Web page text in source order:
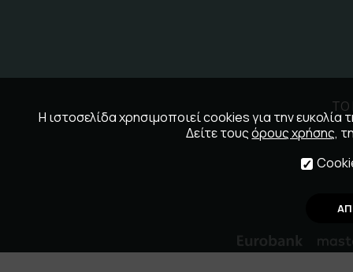
ΤΟ
Η ιστοσελίδα χρησιμοποιεί cookies για την
Δείτε τουςόρους χρήσης,